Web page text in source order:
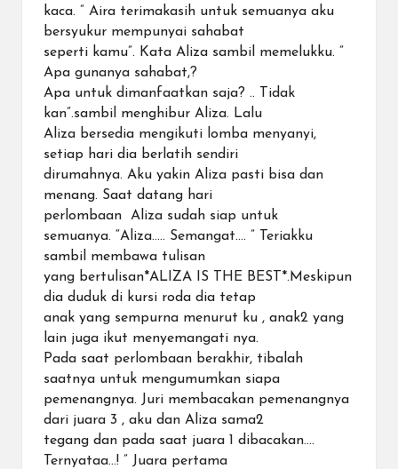
kaca. ” Aira terimakasih untuk semuanya aku
bersyukur mempunyai sahabat
seperti kamu”. Kata Aliza sambil memelukku. ”
Apa gunanya sahabat,?
Apa untuk dimanfaatkan saja? .. Tidak
kan”.sambil menghibur Aliza. Lalu
Aliza bersedia mengikuti lomba menyanyi,
setiap hari dia berlatih sendiri
dirumahnya. Aku yakin Aliza pasti bisa dan
menang. Saat datang hari
perlombaan Aliza sudah siap untuk
semuanya. “Aliza….. Semangat…. ” Teriakku
sambil membawa tulisan
yang bertulisan*ALIZA IS THE BEST*.Meskipun
dia duduk di kursi roda dia tetap
anak yang sempurna menurut ku , anak2 yang
lain juga ikut menyemangati nya.
Pada saat perlombaan berakhir, tibalah
saatnya untuk mengumumkan siapa
pemenangnya. Juri membacakan pemenangnya
dari juara 3 , aku dan Aliza sama2
tegang dan pada saat juara 1 dibacakan….
Ternyataa…! ” Juara pertama